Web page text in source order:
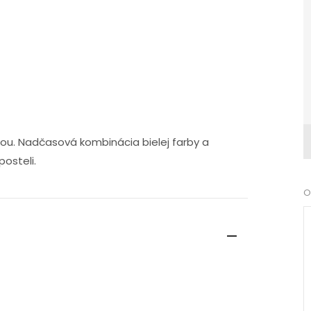
Nadčasová kombinácia bielej farby a